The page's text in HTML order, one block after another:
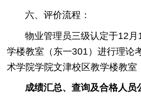
六、评价流程：
物业管理员三级认定于12
学楼教室（东一301）进行理论
术学院学院文津校区教学楼教室
成绩汇总、查询及合格人员